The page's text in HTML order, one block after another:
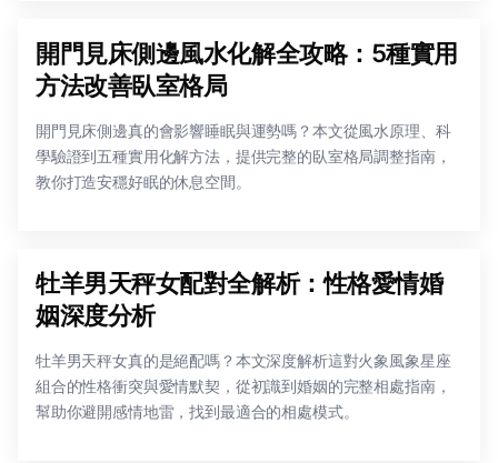
開門見床側邊風水化解全攻略：5種實用
方法改善臥室格局
開門見床側邊真的會影響睡眠與運勢嗎？本文從風水原理、科
學驗證到五種實用化解方法，提供完整的臥室格局調整指南，
教你打造安穩好眠的休息空間。
牡羊男天秤女配對全解析：性格愛情婚
姻深度分析
牡羊男天秤女真的是絕配嗎？本文深度解析這對火象風象星座
組合的性格衝突與愛情默契，從初識到婚姻的完整相處指南，
幫助你避開感情地雷，找到最適合的相處模式。